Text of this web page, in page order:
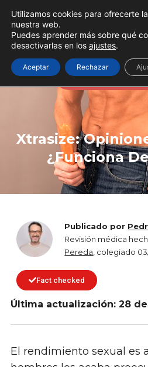
A veces todo se
aumentando la
Xtrasize:
¿Funciona
Publicado por
Revisión médica
Pereda , colegiado
Fact checked
Última actualización: 28
El rendimiento sexual es
Utilizamos cookies para ofrecerte
nuestra web.
Puedes aprender más sobre qué
desactivarlas en los ajustes.
Aceptar Rechazar